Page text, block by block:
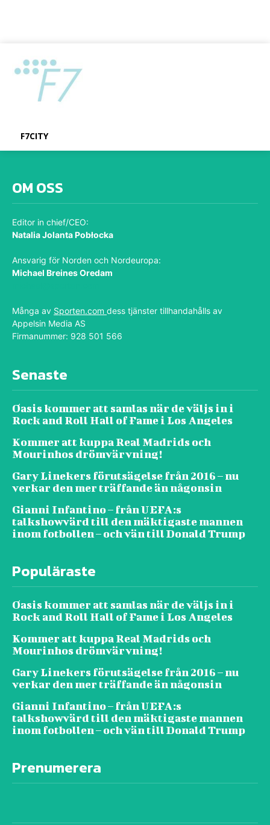
F7CITY
OM OSS
Editor in chief/CEO:
Natalia Jolanta Pobłocka
Ansvarig för Norden och Nordeuropa:
Michael Breines Oredam
Många av Sporten.com dess tjänster tillhandahålls av
Appelsin Media AS
Firmanummer: 928 501 566
Senaste
Oasis kommer att samlas när de väljs in i
Rock and Roll Hall of Fame i Los Angeles
Kommer att kuppa Real Madrids och
Mourinhos drömvärvning!
Gary Linekers förutsägelse från 2016 – nu
verkar den mer träffande än någonsin
Gianni Infantino – från UEFA:s
talkshowvärd till den mäktigaste mannen
inom fotbollen – och vän till Donald Trump
Populäraste
Oasis kommer att samlas när de väljs in i
Rock and Roll Hall of Fame i Los Angeles
Kommer att kuppa Real Madrids och
Mourinhos drömvärvning!
Gary Linekers förutsägelse från 2016 – nu
verkar den mer träffande än någonsin
Gianni Infantino – från UEFA:s
talkshowvärd till den mäktigaste mannen
inom fotbollen – och vän till Donald Trump
Prenumerera